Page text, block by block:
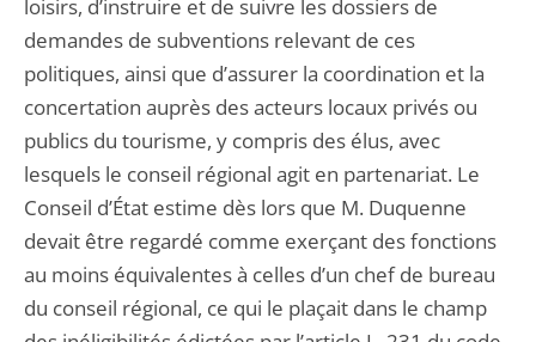
loisirs, d’instruire et de suivre les dossiers de
demandes de subventions relevant de ces
politiques, ainsi que d’assurer la coordination et la
concertation auprès des acteurs locaux privés ou
publics du tourisme, y compris des élus, avec
lesquels le conseil régional agit en partenariat. Le
Conseil d’État estime dès lors que M. Duquenne
devait être regardé comme exerçant des fonctions
au moins équivalentes à celles d’un chef de bureau
du conseil régional, ce qui le plaçait dans le champ